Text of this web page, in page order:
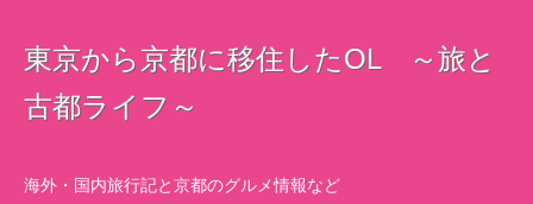
東京から京都に移住したOL ～旅と
古都ライフ～
海外・国内旅行記と京都のグルメ情報など